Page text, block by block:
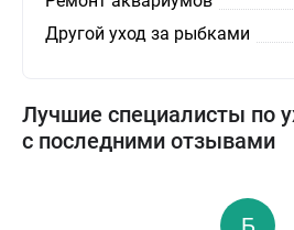
Другой уход за рыбками
Лучшие специалисты по
с последними отзывами